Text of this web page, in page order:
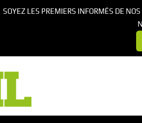
SOYEZ LES PREMIERS INFORMÉS DE